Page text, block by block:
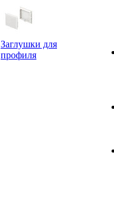
Заглушки для
профиля